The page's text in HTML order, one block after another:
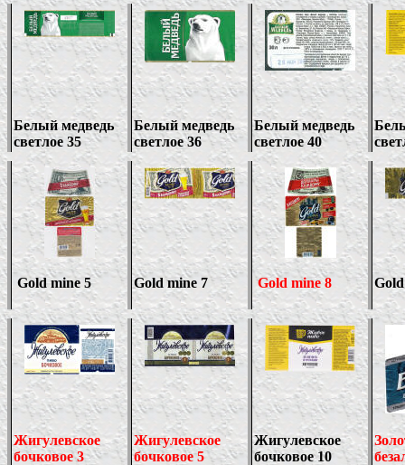
Белый медведь
светлое 35
Белый медведь
светлое 36
Белый медведь
светлое 40
Gold mine 5 Gold mine 7 Gold mine 8
Жигулевское
бочковое 3
Жигулевское
бочковое 5
Жигулевское
бочковое 10